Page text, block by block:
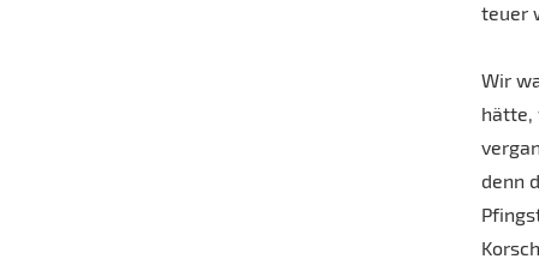
teuer
Wir
hätte,
denn